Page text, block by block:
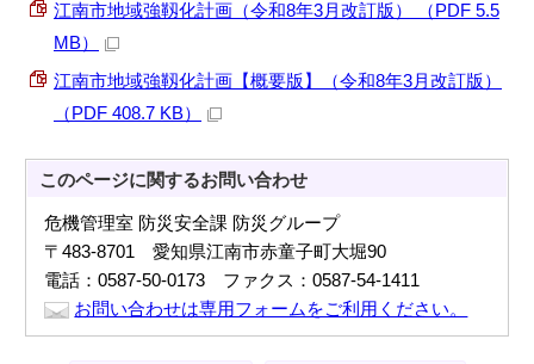
江南市地域強靱化計画（令和8年3月改訂版） （PDF 5.5
MB）
江南市地域強靱化計画【概要版】（令和8年3月改訂版）
（PDF 408.7 KB）
このページに関するお問い合わせ
危機管理室 防災安全課 防災グループ
〒483-8701 愛知県江南市赤童子町大堀90
電話：0587-50-0173 ファクス：0587-54-1411
お問い合わせは専用フォームをご利用ください。